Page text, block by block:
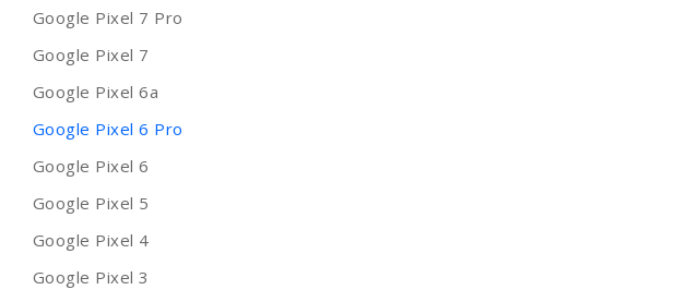
Google Pixel 7 Pro
Google Pixel 7
Google Pixel 6a
Google Pixel 6 Pro
Google Pixel 6
Google Pixel 5
Google Pixel 4
Google Pixel 3